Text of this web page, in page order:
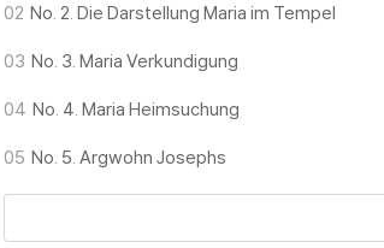
02 No. 2. Die Darstellung Maria im Tempel
03 No. 3. Maria Verkundigung
04 No. 4. Maria Heimsuchung
05 No. 5. Argwohn Josephs